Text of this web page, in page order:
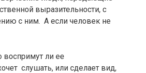
выразительности, с
с ним. А если человек не
ли ее
слушать, или сделает вид,